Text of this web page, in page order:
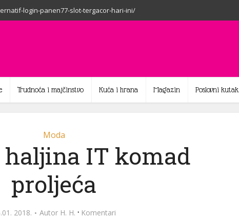
login-panen77-slot-tergacor-hari-ini/
Trudnoća i majčinstvo Kuća i hrana Magazin Poslovni kutak
Moda
haljina IT komad
proljeća
2018. Autor H. H. · Komentari